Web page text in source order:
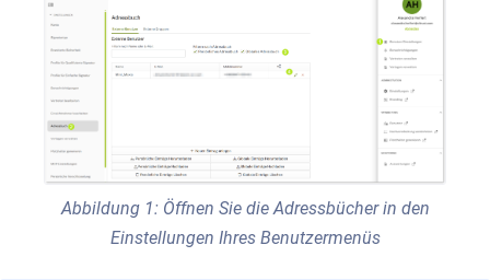
Abbildung 1: Öffnen Sie die Adressbücher in den
Einstellungen Ihres Benutzermenüs